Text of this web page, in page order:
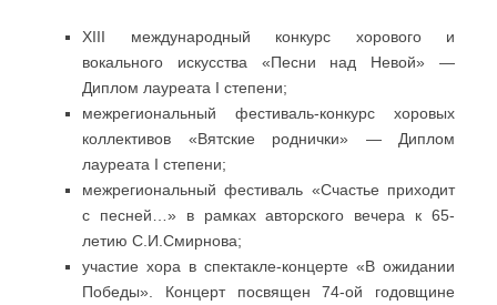
XIII международный конкурс хорового и
вокального искусства «Песни над Невой» —
Диплом лауреата I степени;
межрегиональный фестиваль-конкурс хоровых
коллективов «Вятские роднички» — Диплом
лауреата I степени;
межрегиональный фестиваль «Счастье приходит
с песней…» в рамках авторского вечера к 65-
летию С.И.Смирнова;
участие хора в спектакле-концерте «В ожидании
Победы». Концерт посвящен 74-ой годовщине